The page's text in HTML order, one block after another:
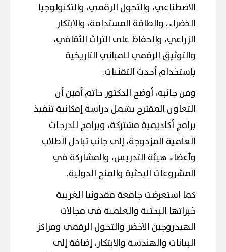
الاصطناعي، والتحول الرقمي، والتكنولوجيا
الخضراء، والطاقة المستدامة، والابتكار
الزراعي، والحفاظ على التراث الثقافي،
والتوثيق الرقمي للمباني التاريخية
باستخدام أحدث التقنيات.
ومن جانبه، أوضح الدكتور حاتم أمين أن
التعاون المقترح يشمل دراسة إمكانية تنفيذ
برامج أكاديمية مشتركة، وبرامج للدرجات
العلمية المزدوجة، إلى جانب تبادل الطلاب
وأعضاء هيئة التدريس، والمشاركة في
المشروعات البحثية والمنح الدولية.
كما استعرضت جامعة مقدونيا الغربية
خبراتها البحثية والعلمية في مجالات
الهيدروجين الأخضر والتحول الرقمي ومراكز
البيانات والهندسة والابتكار، إضافة إلى